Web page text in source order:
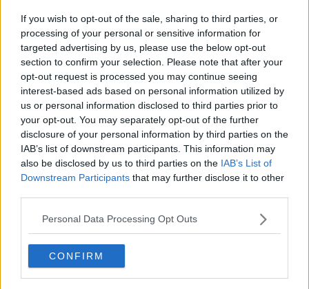
If you wish to opt-out of the sale, sharing to third parties, or
processing of your personal or sensitive information for
targeted advertising by us, please use the below opt-out
section to confirm your selection. Please note that after your
opt-out request is processed you may continue seeing
interest-based ads based on personal information utilized by
us or personal information disclosed to third parties prior to
your opt-out. You may separately opt-out of the further
disclosure of your personal information by third parties on the
IAB’s list of downstream participants. This information may
also be disclosed by us to third parties on the IAB’s List of
Downstream Participants that may further disclose it to other
Personal Data Processing Opt Outs
CONFIRM
Silenzio
Le parole
​L’Australiana
Le stelle del jazz
Vita & morte
Auguri
Moro
Passanti
Continuando, la nonna e il carretto
Metaverso smart
Fiamme
Anzi
Confessioni autoreferenziali
Utopie
La classe
Pensieri incoerenti
Dal balcone